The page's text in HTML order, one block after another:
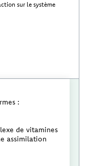
sur le système
:
de vitamines
assimilation